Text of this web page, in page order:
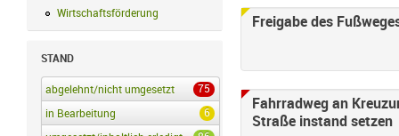
Wirtschaftsförderung Wirtschaftsförderung Filter anwenden
STAND
abgelehnt/nicht umgesetzt 75
abgelehnt/nicht umgesetzt Filter anwenden
in Bearbeitung
6
in Bearbeitung Filter anwenden
Freigabe des
Fahrradweg an
Straße instand setzen